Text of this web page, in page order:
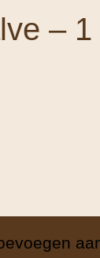
– 1